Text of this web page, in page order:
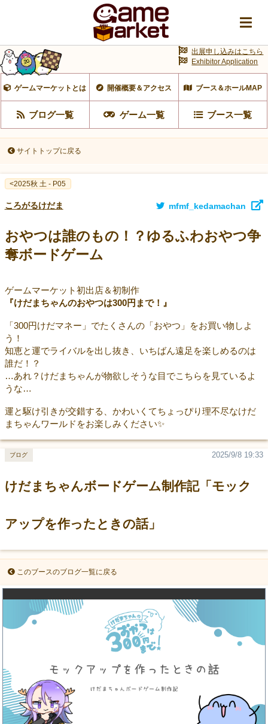
ゲームマーケットとは 開催概要＆アクセス ブース＆ホールMAP
ブログ一覧 ゲーム一覧 ブース一覧
出展申し込みはこちら
Exhibitor Application
サイトトップに戻る
<2025秋 土 - P05
ころがるけだま mfmf_kedamachan
おやつは誰のもの！？ゆるふわおやつ争
奪ボードゲーム
ゲームマーケット初出店＆初制作
『けだまちゃんのおやつは300円まで！』
「300円けだマネー」でたくさんの「おやつ」をお買い物しよ
う！
知恵と運でライバルを出し抜き、いちばん遠足を楽しめるのは
誰だ！？
…あれ？けだまちゃんが物欲しそうな目でこちらを見ているよ
うな…
運と駆け引きが交錯する、かわいくてちょっぴり理不尽なけだ
まちゃんワールドをお楽しみください✨
けだまちゃんボードゲーム制作記「モック
アップを作ったときの話」
2025/9/8 19:33
ブログ
このブースのブログ一覧に戻る